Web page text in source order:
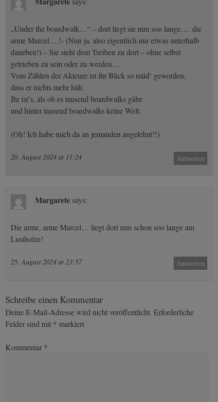
„Under the boardwalk…“ – dort liegt sie nun soo lange…. die
arme Marcel….!- (Nun ja, also eigentlich nur etwas unterhalb
daneben!) – Sie sieht dem Treiben zu dort – ohne selbst
getrieben zu sein oder zu werden…
Vom Zählen der Akteure ist ihr Blick so müd‘ geworden,
dass er nichts mehr hält.
Ihr ist’s, als ob es tausend boardwalks gäbe
und hinter tausend boardwalks keine Welt.
(Oh! Ich habe mich da an jemanden angelehnt!!)
Antworten
20. August 2024 at 11:24
Margarete says:
Die arme, arme Marcel… liegt dort nun schon soo lange am
Lustholze!
Antworten
25. August 2024 at 23:57
Schreibe einen Kommentar
Deine E-Mail-Adresse wird nicht veröffentlicht. Erforderliche
Felder sind mit * markiert
Kommentar *